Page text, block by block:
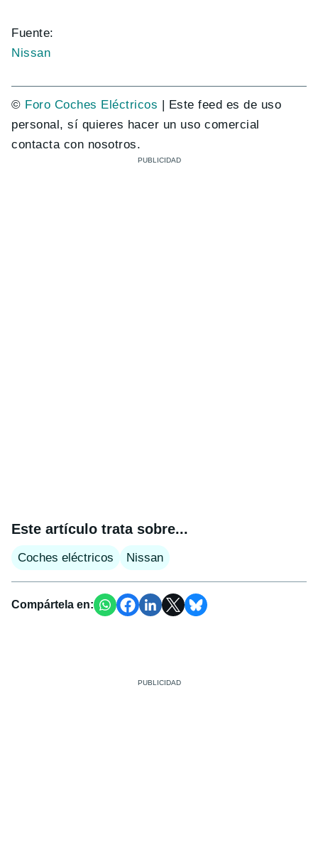
Fuente:
Nissan
© Foro Coches Eléctricos | Este feed es de uso
personal, sí quieres hacer un uso comercial
contacta con nosotros.
Este artículo trata sobre...
Coches eléctricos Nissan
Compártela en: